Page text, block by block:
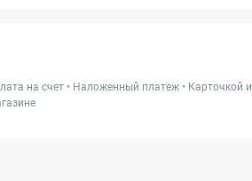
на счет • Наложенный платеж • Карточкой и